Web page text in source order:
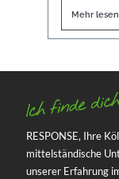
Mehr lesen
RESPONSE, Ihre
mittelständische
unserer Erfahrung